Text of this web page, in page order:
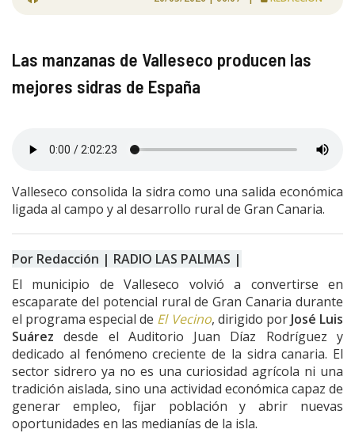
Las manzanas de Valleseco producen las
mejores sidras de España
Valleseco consolida la sidra como una salida económica
ligada al campo y al desarrollo rural de Gran Canaria.
Por Redacción | RADIO LAS PALMAS |
El municipio de Valleseco volvió a convertirse en
escaparate del potencial rural de Gran Canaria durante
el programa especial de El Vecino, dirigido por José Luis
Suárez desde el Auditorio Juan Díaz Rodríguez y
dedicado al fenómeno creciente de la sidra canaria. El
sector sidrero ya no es una curiosidad agrícola ni una
tradición aislada, sino una actividad económica capaz de
generar empleo, fijar población y abrir nuevas
oportunidades en las medianías de la isla.